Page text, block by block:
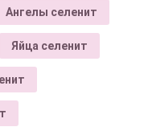
Ангелы селенит
Яйца селенит